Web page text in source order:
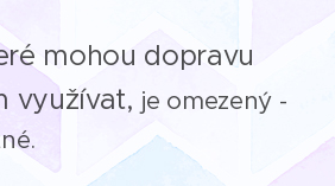
mohou dopravu
využívat, je omezený -